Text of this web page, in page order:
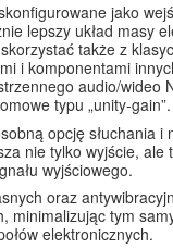
jako
lepszy układ masy
także z
i komponentami
audio/wideo
typu „unity-gain”.
opcję słuchania i
nie tylko wyjście, ale
wyjściowego.
oraz
minimalizując tym
elektronicznych.